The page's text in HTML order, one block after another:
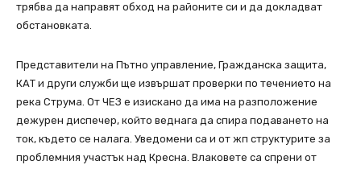
трябва да направят обход на районите си и да докладват
обстановката.
Представители на Пътно управление, Гражданска защита,
КАТ и други служби ще извършат проверки по течението на
река Струма. От ЧЕЗ е изискано да има на разположение
дежурен диспечер, който веднага да спира подаването на
ток, където се налага. Уведомени са и от жп структурите за
проблемния участък над Кресна. Влаковете са спрени от